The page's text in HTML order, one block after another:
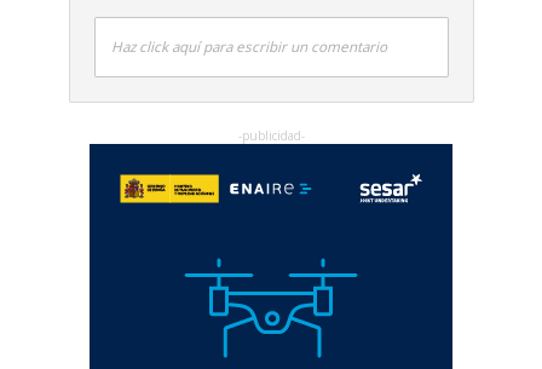
Haz click aquí para escribir un comentario